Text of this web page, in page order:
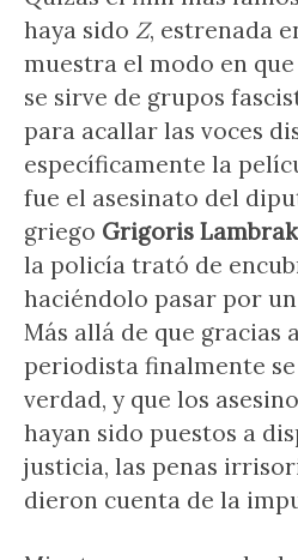
haya sido Z, estrenada
muestra el modo en
se sirve de grupos
para acallar las voces
específicamente la
fue el asesinato del
griego Grigoris
la policía trató de
haciéndolo pasar por
Más allá de que gracias
periodista finalmente
verdad, y que los
hayan sido puestos a
justicia, las penas
dieron cuenta de la